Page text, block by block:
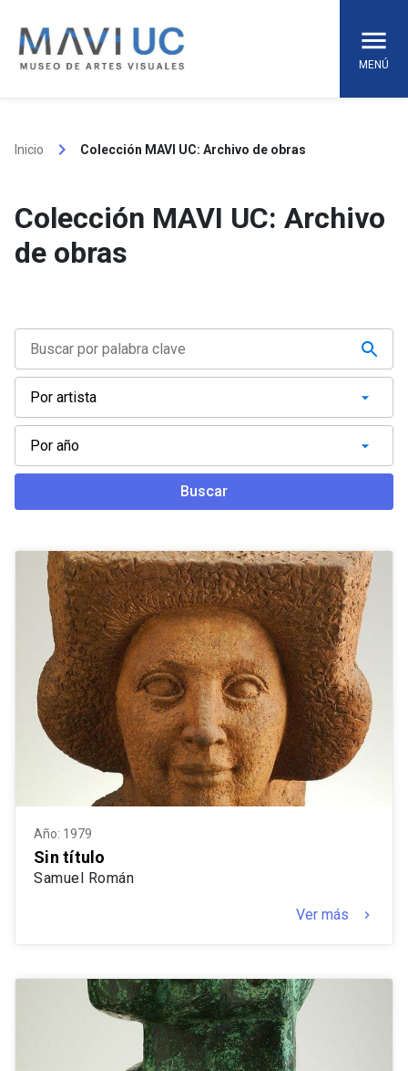
content
MENÚ
Inicio keyboard_arrow_right Colección MAVI UC: Archivo de obras
Colección MAVI UC: Archivo
de obras
Buscar
Año: 1979
Sin título
Samuel Román
Ver más keyboard_arrow_right